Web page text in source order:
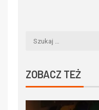
ZOBACZ TEŻ